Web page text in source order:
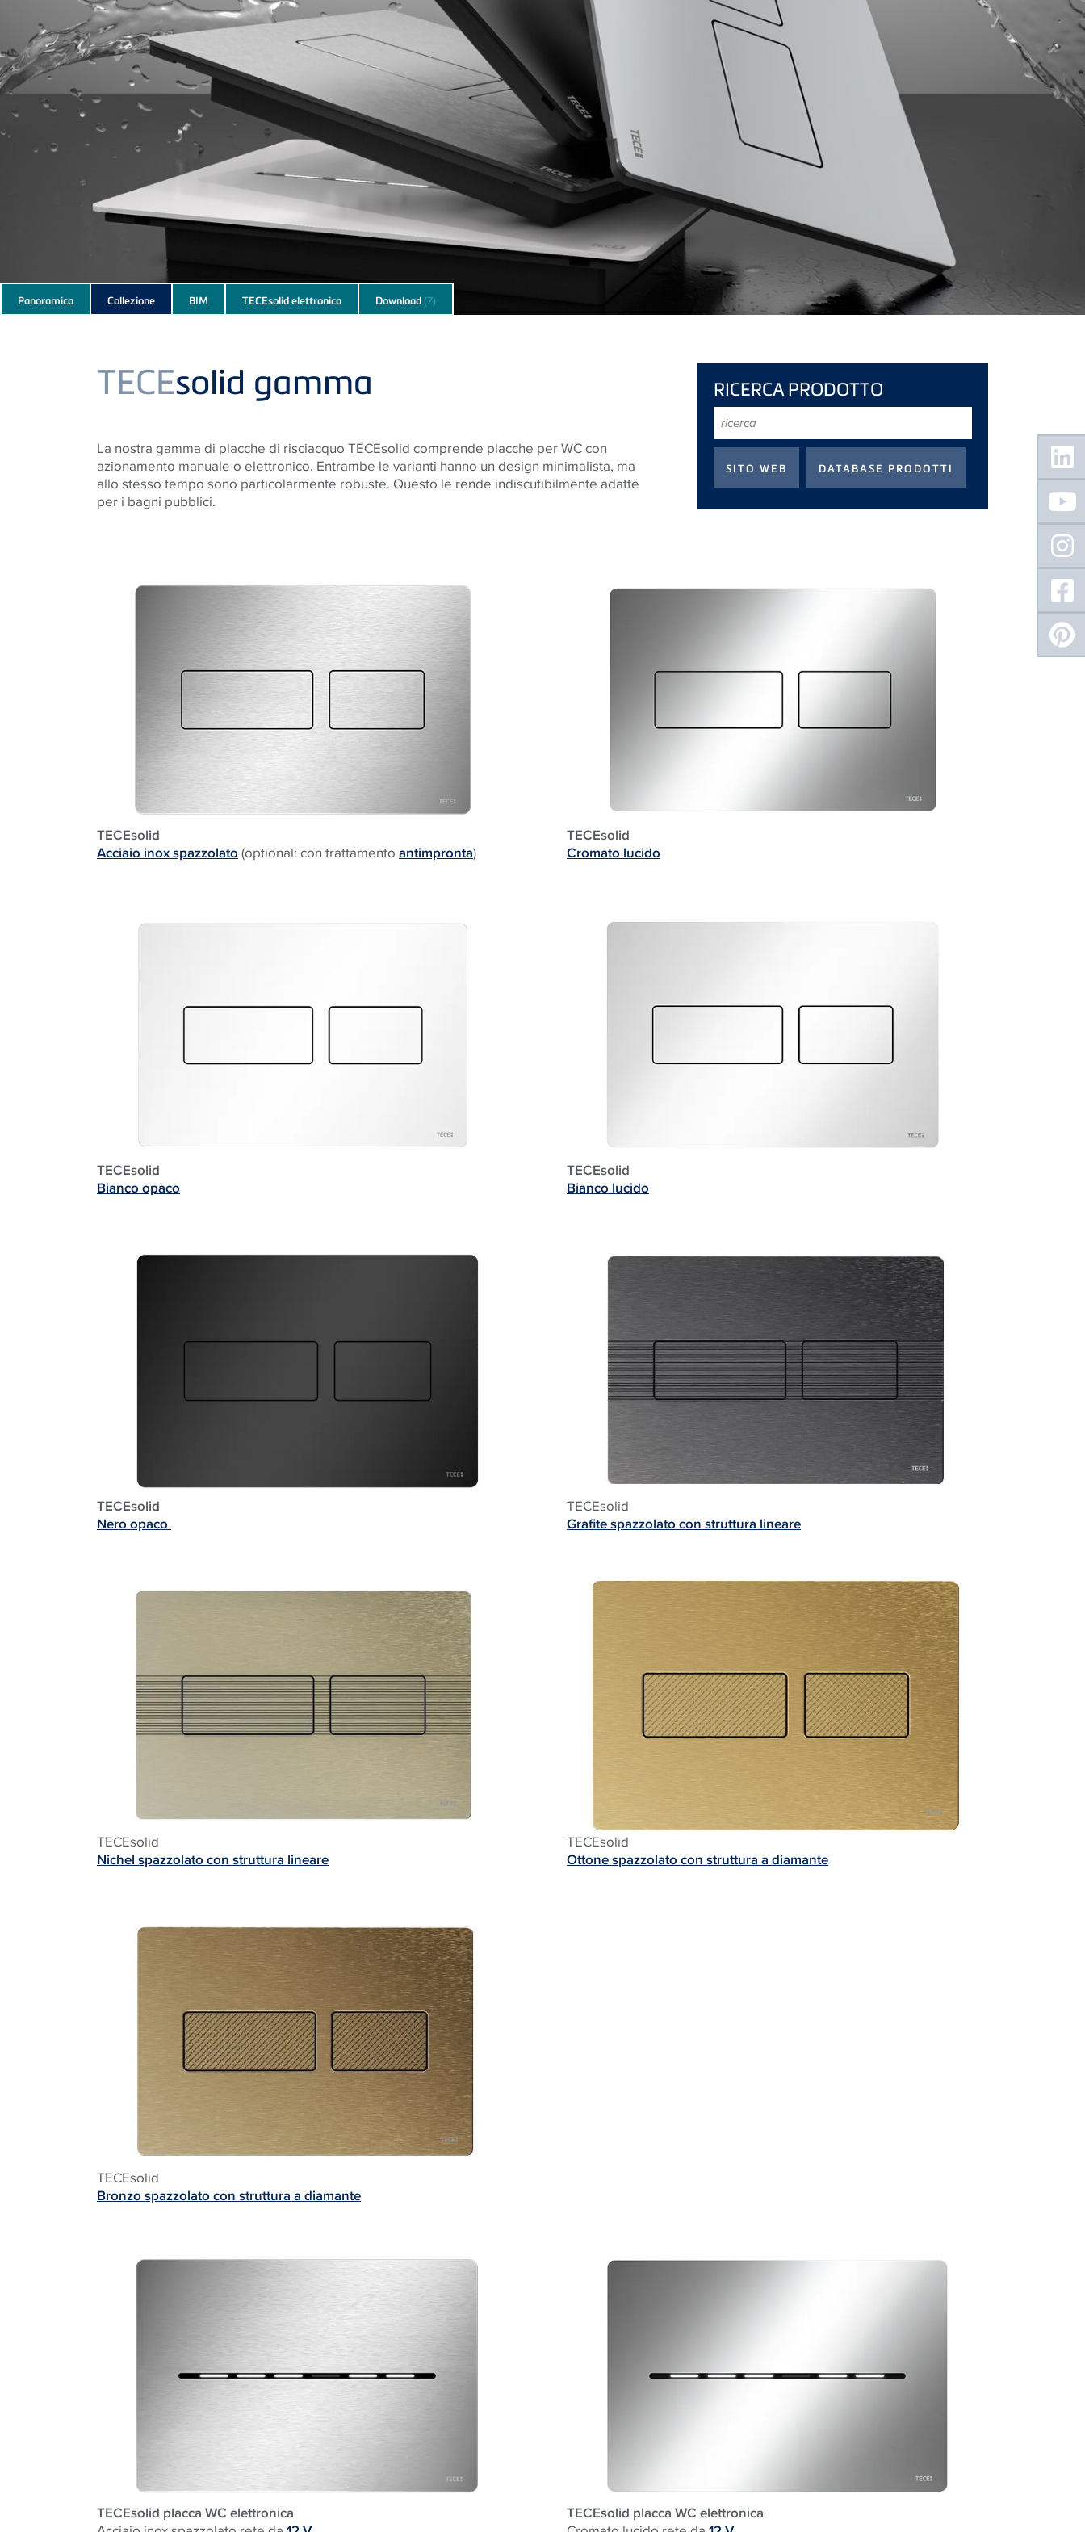
Subnavigation
of
Panoramica Collezione BIM TECEsolid elettronica Download (7)
TECEsolid gamma
La nostra gamma di placche di risciacquo TECEsolid comprende placche per WC con
azionamento manuale o elettronico. Entrambe le varianti hanno un design minimalista, ma
allo stesso tempo sono particolarmente robuste. Questo le rende indiscutibilmente adatte
per i bagni pubblici.
RICERCA PRODOTTO
TECEsolid
Acciaio inox spazzolato (optional: con trattamento antimpronta)
TECEsolid
Bianco opaco
TECEsolid
Nero opaco
TECEsolid
Nichel spazzolato con struttura lineare
TECEsolid
Bronzo spazzolato con struttura a diamante
TECEsolid
Cromato lucido
TECEsolid
Bianco lucido
TECEsolid
Grafite spazzolato con struttura lineare
TECEsolid
Ottone spazzolato con struttura a diamante
TECEsolid placca WC elettronica
TECEsolid placca WC elettronica
Floating